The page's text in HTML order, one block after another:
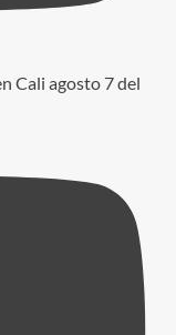
Cali agosto 7 del